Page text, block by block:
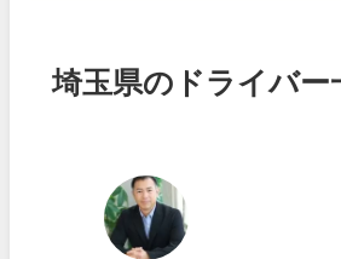
埼玉県のドライバー